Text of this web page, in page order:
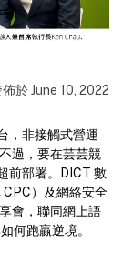
佈於June 10, 2022
，非接觸式營運
過，要在芸芸競
前部署。DICT 數
）及網絡安全
會，聯同網上語
何跑贏逆境。